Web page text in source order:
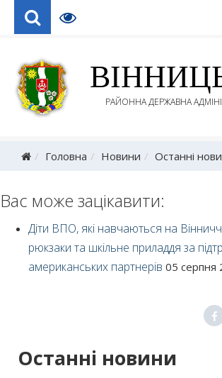
РАЙОННА ДЕРЖАВНА
Головна Новини Останні
Останні новини
Вас може зацікавити:
Діти ВПО, які навчаються на
рюкзаки та шкільне приладдя за
американських партнерів 05 серпня